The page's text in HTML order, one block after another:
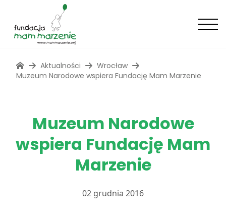
Aktualności
Wrocław
Muzeum Narodowe wspiera Fundację Mam Marzenie
Muzeum Narodowe
wspiera Fundację Mam
Marzenie
02 grudnia 2016